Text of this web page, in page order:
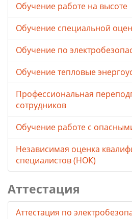
Обучение работе на высоте
Обучение специальной
Обучение по
Обучение тепловые
Профессиональная
сотрудников
Обучение работе с
Независимая оценка
специалистов (НОК)
Аттестация
Аттестация по